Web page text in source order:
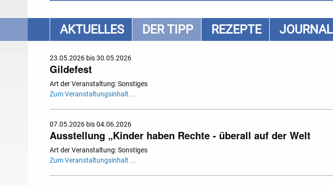
AKTUELLES DER TIPP REZEPTE JOURNAL
23.05.2026 bis 30.05.2026
Gildefest
Art der Veranstaltung: Sonstiges
Zum Veranstaltungsinhalt ...
07.05.2026 bis 04.06.2026
Ausstellung „Kinder haben Rechte - überall auf der Welt
Art der Veranstaltung: Sonstiges
Zum Veranstaltungsinhalt ...